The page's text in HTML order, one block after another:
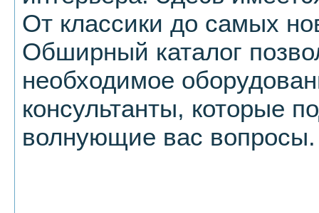
От классики до самых
Обширный каталог
необходимое
консультанты, которые
волнующие вас вопросы.